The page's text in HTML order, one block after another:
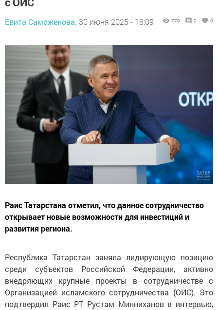
Евита Саможенова, 30 июня 2025 - 18:09 779 0 0
Раис Татарстана отметил, что данное сотрудничество
открывает новые возможности для инвестиций и
развития региона.
Республика Татарстан заняла лидирующую позицию
среди субъектов Российской Федерации, активно
внедряющих крупные проекты в сотрудничестве с
Организацией исламского сотрудничества (ОИС). Это
подтвердил Раис РТ Рустам Минниханов в интервью,